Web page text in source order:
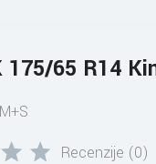
175/65 R14
Recenzije (0)